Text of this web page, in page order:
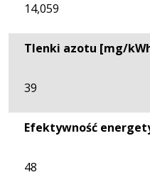
14,059
Tlenki azotu [mg/
39
Efektywność
48